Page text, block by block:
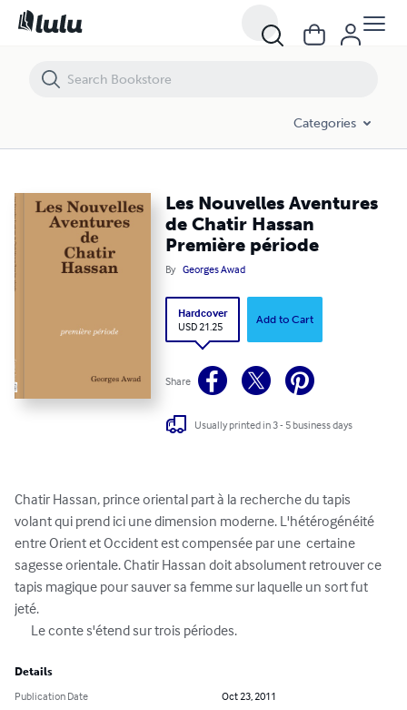
Categories
Les Nouvelles Aventures
de Chatir Hassan
Première période
By Georges Awad
Hardcover
USD 21.25
Add to Cart
Share
Usually printed in 3 - 5 business days
Chatir Hassan, prince oriental part à la recherche du tapis
volant qui prend ici une dimension moderne. L'hétérogénéité
entre Orient et Occident est compensée par une  certaine
sagesse orientale. Chatir Hassan doit absolument retrouver ce
tapis magique pour sauver sa femme sur laquelle un sort fut
jeté.
      Le conte s'étend sur trois périodes.
Details
Publication Date
Oct 23, 2011
Les Nouvelles Aventures de Chatir Hassan Première période